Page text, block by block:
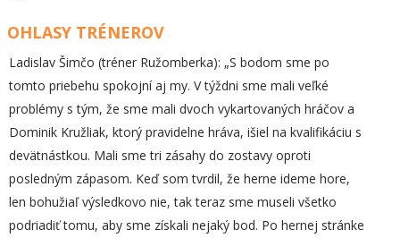
OHLASY TRÉNEROV
Ladislav Šimčo (tréner Ružomberka): „S bodom sme po
tomto priebehu spokojní aj my. V týždni sme mali veľké
problémy s tým, že sme mali dvoch vykartovaných hráčov a
Dominik Kružliak, ktorý pravidelne hráva, išiel na kvalifikáciu s
devätnástkou. Mali sme tri zásahy do zostavy oproti
posledným zápasom. Keď som tvrdil, že herne ideme hore,
len bohužiaľ výsledkovo nie, tak teraz sme museli všetko
podriadiť tomu, aby sme získali nejaký bod. Po hernej stránke